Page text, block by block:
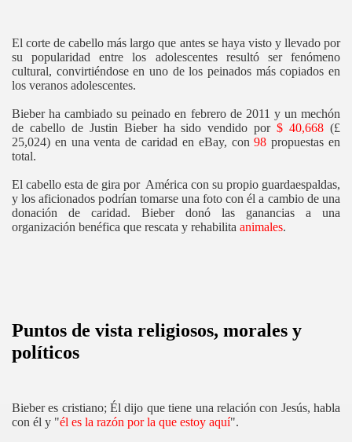
El corte de cabello más largo que antes se haya visto y llevado por
su popularidad entre los adolescentes resultó ser fenómeno
cultural, convirtiéndose en uno de los peinados más copiados en
los veranos adolescentes.
Bieber ha cambiado su peinado en febrero de 2011 y un mechón
de cabello de Justin Bieber ha sido vendido por$ 40,668 (£
25,024) en una venta de caridad en eBay, con98 propuestas en
total.
El cabello esta de gira por América con su propio guardaespaldas,
y los aficionados podrían tomarse una foto con él a cambio de una
donación de caridad. Bieber donó las ganancias a una
organización benéfica que rescata y rehabilita animales.
Puntos de vista religiosos, morales y
políticos
Bieber es cristiano; Él dijo que tiene una relación con Jesús, habla
con él y "él es la razón por la que estoy aquí".